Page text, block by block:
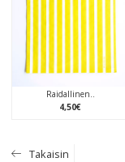
Raidallinen..
4,50€
Takaisin